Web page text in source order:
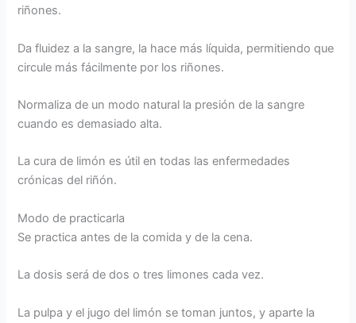
riñones.
Da fluidez a la sangre, la hace más líquida, permitiendo que
circule más fácilmente por los riñones.
Normaliza de un modo natural la presión de la sangre
cuando es demasiado alta.
La cura de limón es útil en todas las enfermedades
crónicas del riñón.
Modo de practicarla
Se practica antes de la comida y de la cena.
La dosis será de dos o tres limones cada vez.
La pulpa y el jugo del limón se toman juntos, y aparte la